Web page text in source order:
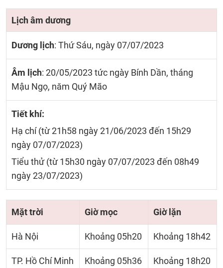
Lịch âm dương
Dương lịch: Thứ Sáu, ngày 07/07/2023
Âm lịch: 20/05/2023 tức ngày Bính Dần, tháng
Mậu Ngọ, năm Quý Mão
Tiết khí:
Hạ chí (từ 21h58 ngày 21/06/2023 đến 15h29
ngày 07/07/2023)
Tiểu thử (từ 15h30 ngày 07/07/2023 đến 08h49
ngày 23/07/2023)
Mặt trời Giờ mọc Giờ lặn
Hà Nội Khoảng 05h20 Khoảng 18h42
TP. Hồ Chí Minh Khoảng 05h36 Khoảng 18h20